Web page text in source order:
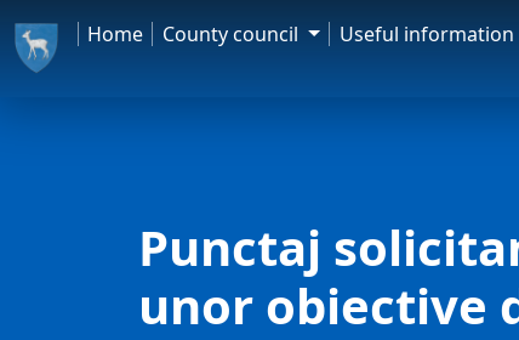
Home County council Useful information
Punctaj
unor obiective